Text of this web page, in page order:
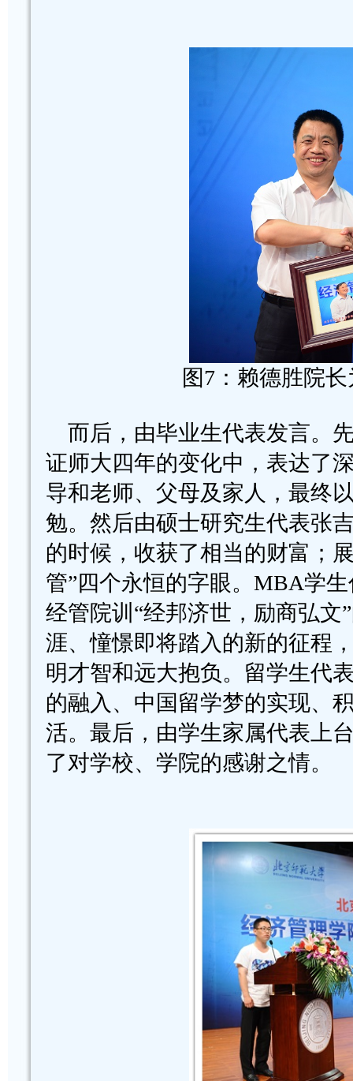
图7：赖德胜院
而后，由毕业生代表发言。
证师大四年的变化中，表达了
导和老师、父母及家人，最终
勉。然后由硕士研究生代表张
的时候，收获了相当的财富；
管”四个永恒的字眼。MBA学
经管院训“经邦济世，励商弘
涯、憧憬即将踏入的新的征程
明才智和远大抱负。留学生代
的融入、中国留学梦的实现、
活。最后，由学生家属代表上
了对学校、学院的感谢之情。